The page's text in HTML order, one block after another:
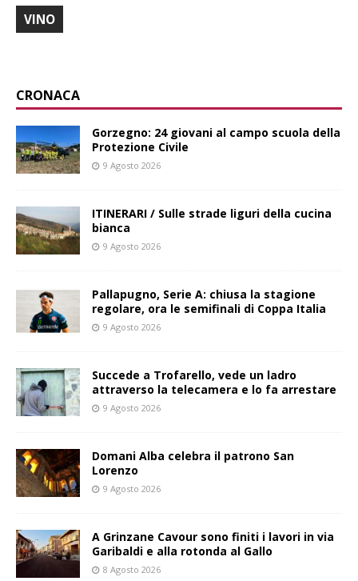
VINO
CRONACA
Gorzegno: 24 giovani al campo scuola della
Protezione Civile
9 Agosto 2026
ITINERARI / Sulle strade liguri della cucina
bianca
9 Agosto 2026
Pallapugno, Serie A: chiusa la stagione
regolare, ora le semifinali di Coppa Italia
9 Agosto 2026
Succede a Trofarello, vede un ladro
attraverso la telecamera e lo fa arrestare
9 Agosto 2026
Domani Alba celebra il patrono San
Lorenzo
9 Agosto 2026
A Grinzane Cavour sono finiti i lavori in via
Garibaldi e alla rotonda al Gallo
8 Agosto 2026